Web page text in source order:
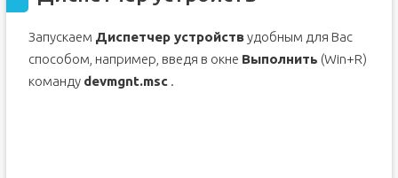
Запускаем Диспетчер устройствудобным для Вас
способом, например, введя в окне Выполнить (Win+R)
команду devmgnt.msc.